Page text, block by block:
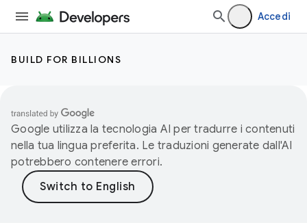
Accedi
BUILD FOR BILLIONS
Google utilizza la tecnologia AI per tradurre i contenuti
nella tua lingua preferita. Le traduzioni generate dall'AI
potrebbero contenere errori.